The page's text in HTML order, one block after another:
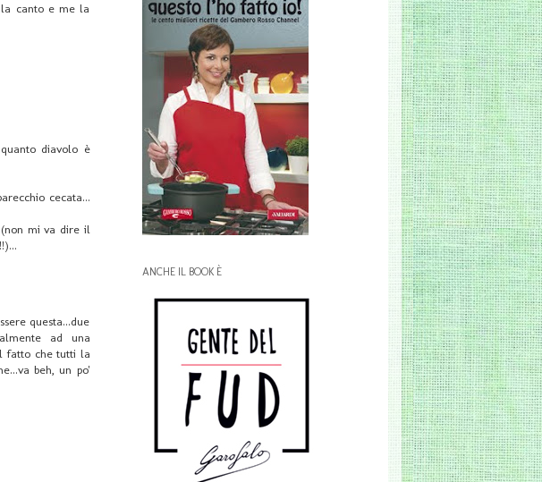
la canto e me la
diavolo è
cecata...
(non mi va dire il
questa...due
ad una
fatto che tutti la
beh, un po'
ANCHE IL BOOK È